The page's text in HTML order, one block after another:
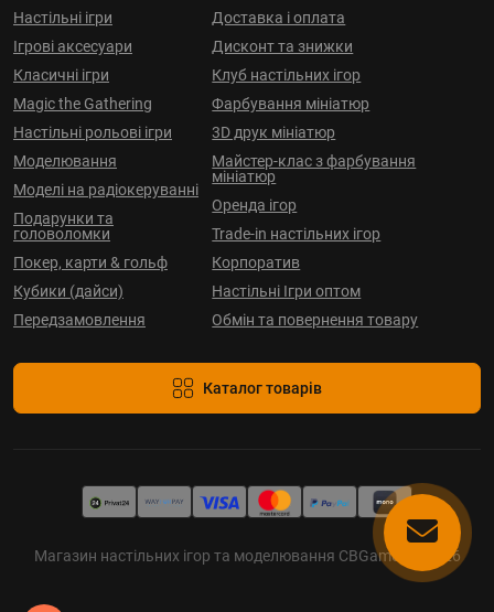
Настільні ігри
Ігрові аксесуари
Класичні ігри
Magic the Gathering
Настільні рольові ігри
Моделювання
Моделі на радіокеруванні
Подарунки та
головоломки
Покер, карти & гольф
Кубики (дайси)
Передзамовлення
Доставка і оплата
Дисконт та знижки
Клуб настільних ігор
Фарбування мініатюр
3D друк мініатюр
Майстер-клас з фарбування
мініатюр
Оренда ігор
Trade-in настільних ігор
Корпоратив
Настільні Ігри оптом
Обмін та повернення товару
Каталог товарів
Магазин настільних ігор та моделювання CBGames © 2026